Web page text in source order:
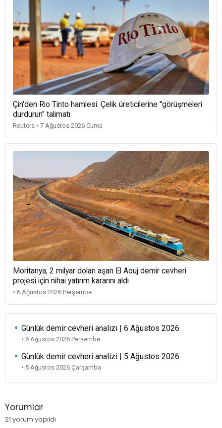
Çin'den Rio Tinto hamlesi: Çelik üreticilerine "görüşmeleri
durdurun" talimatı
Reuters • 7 Ağustos 2026 Cuma
Moritanya, 2 milyar doları aşan El Aouj demir cevheri
projesi için nihai yatırım kararını aldı
• 6 Ağustos 2026 Perşembe
Günlük demir cevheri analizi | 6 Ağustos 2026
• 6 Ağustos 2026 Perşembe
Günlük demir cevheri analizi | 5 Ağustos 2026
• 5 Ağustos 2026 Çarşamba
Yorumlar
21 yorum yapıldı